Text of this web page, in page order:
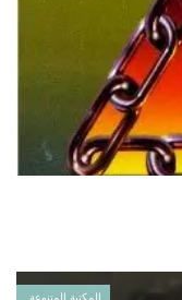
المكتبة المتنوعة